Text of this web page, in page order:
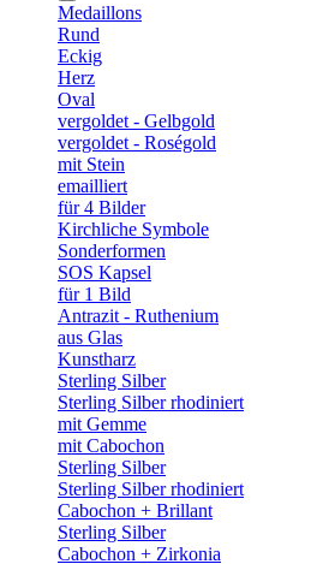
Medaillons
Rund
Eckig
Herz
Oval
vergoldet - Gelbgold
vergoldet - Roségold
mit Stein
emailliert
für 4 Bilder
Kirchliche Symbole
Sonderformen
SOS Kapsel
für 1 Bild
Antrazit - Ruthenium
aus Glas
Kunstharz
Sterling Silber
Sterling Silber rhodiniert
mit Gemme
mit Cabochon
Sterling Silber
Sterling Silber rhodiniert
Cabochon + Brillant
Sterling Silber
Cabochon + Zirkonia